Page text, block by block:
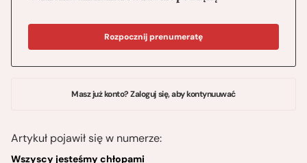
Rozpocznij prenumeratę
Masz już konto? Zaloguj się, aby kontynuuwać
Artykuł pojawił się w numerze:
Wszyscy jesteśmy chłopami